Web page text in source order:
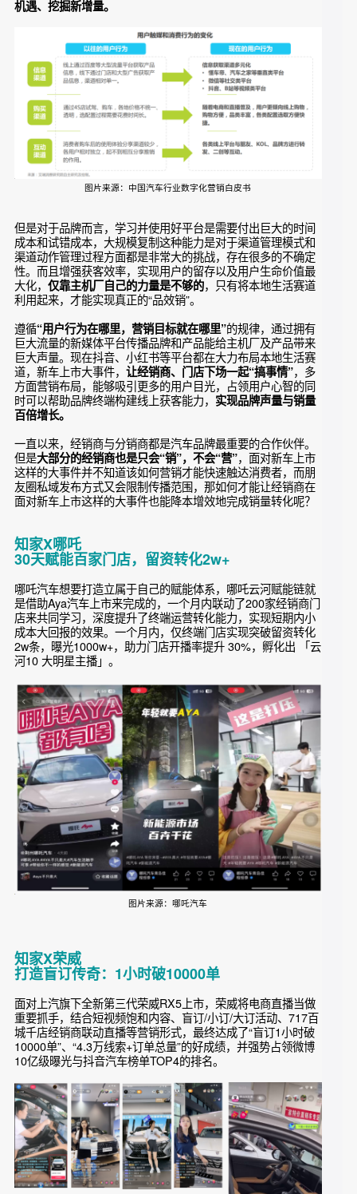
策链条向线上触点转移的趋势。越来越多的主机厂建立品牌官
方账号，发布新媒体内容，重塑与用户的沟通方式进而寻求新
机遇、挖掘新增量。
图片来源：中国汽车行业数字化营销白皮书
但是对于品牌而言，学习并使用好平台是需要付出巨大的时间
成本和试错成本，大规模复制这种能力是对于渠道管理模式和
渠道动作管理过程方面都是非常大的挑战，存在很多的不确定
性。而且增强获客效率，实现用户的留存以及用户生命价值最
大化，仅靠主机厂自己的力量是不够的，只有将本地生活赛道
利用起来，才能实现真正的“品效销”。
巨大流量的新媒体平台传播品牌和产品能给主机厂及产品带来
巨大声量。现在抖音、小红书等平台都在大力布局本地生活赛
道，新车上市大事件，让经销商、门店下场一起“搞事情”
方面营销布局，能够吸引更多的用户目光，占领用户心智的同
时可以帮助品牌终端构建线上获客能力，实现品牌声量与销量
一直以来，经销商与分销商都是汽车品牌最重要的合作伙伴。
这样的大事件并不知道该如何营销才能快速触达消费者，而朋
友圈私域发布方式又会限制传播范围，那如何才能让经销商在
面对新车上市这样的大事件也能降本增效地完成销量转化呢？
知家X哪吒
30天赋能百家门店，留资转化2w+
哪吒汽车想要打造立属于自己的赋能体系，哪吒云河赋能链就
是借助Aya汽车上市来完成的，一个月内联动了200家经销商门
店来共同学习，深度提升了终端运营转化能力，实现短期内小
成本大回报的效果。一个月内，仅终端门店实现突破留资转化
2w条，曝光1000w+，助力门店开播率提升 30%，孵化出 「云
河10 大明星主播」。
图片来源：哪吒汽车
知家X荣威
打造盲订传奇：1小时破10000单
面对上汽旗下全新第三代荣威RX5上市，荣威将电商直播当做